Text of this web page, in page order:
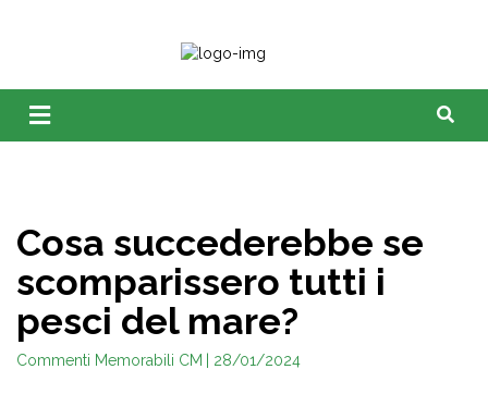
Cosa succederebbe se
scomparissero tutti i
pesci del mare?
Commenti Memorabili CM | 28/01/2024